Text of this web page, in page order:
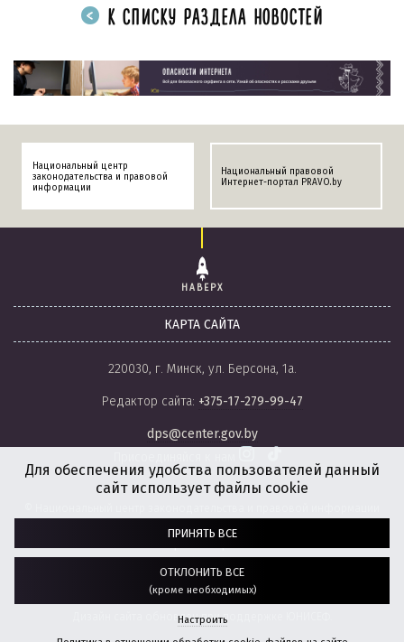
К СПИСКУ РАЗДЕЛА НОВОСТЕЙ
Национальный центр
законодательства и правовой
информации
Национальный правовой
Интернет-портал PRAVO.by
НАВЕРХ
КАРТА САЙТА
220030, г. Минск, ул. Берсона, 1а.
Редактор сайта: +375-17-279-99-47
dps@center.gov.by
Республики Беларусь, 2008-2026.
Разработка сайта: агентство
“ГЕНШТАБ”
Дизайн сайта обновлен при поддержке ЮНИСЕФ.
Для обеспечения удобства пользователей данный
сайт использует файлы cookie
ПРИНЯТЬ ВСЕ
ОТКЛОНИТЬ ВСЕ
(кроме необходимых)
Настроить